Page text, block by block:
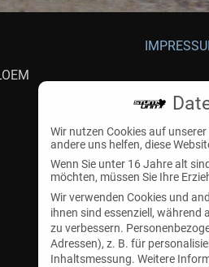
Wir nutzen Cookies auf
andere uns helfen, diese
Wenn Sie unter 16 Jahre alt
möchten, müssen Sie Ihre
Wir verwenden Cookies und
ihnen sind essenziell, während
zu verbessern.
Adressen), z. B. für
Inhaltsmessung. Weitere